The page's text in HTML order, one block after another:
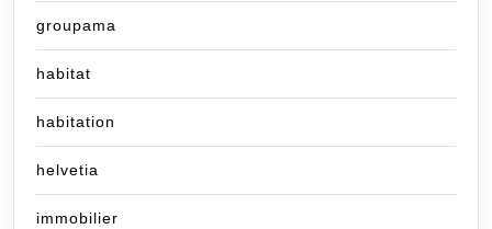
groupama
habitat
habitation
helvetia
immobilier